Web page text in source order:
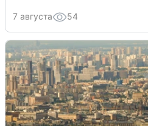
7 августа 54